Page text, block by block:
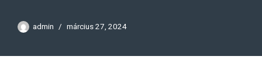
admin március 27, 2024